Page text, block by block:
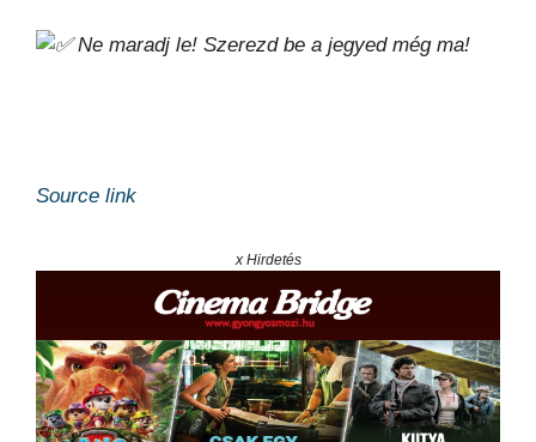
Ne maradj le! Szerezd be a jegyed még ma!
Source link
x Hirdetés